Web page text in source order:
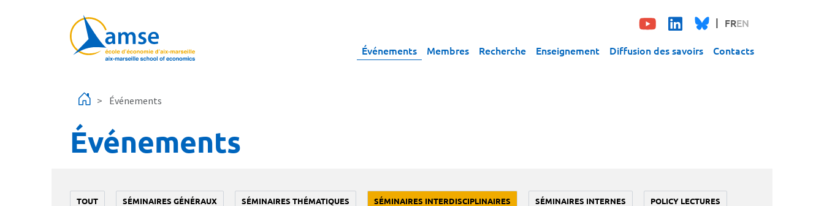
FREN
Événements Membres Recherche Enseignement Diffusion des savoirs Contacts
Événements
Événements
TOUT SÉMINAIRES GÉNÉRAUX SÉMINAIRES THÉMATIQUES SÉMINAIRES INTERDISCIPLINAIRES SÉMINAIRES INTERNES POLICY LECTURES